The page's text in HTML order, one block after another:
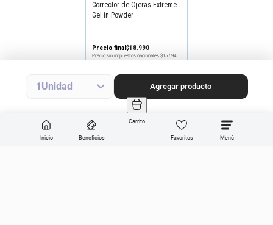
Inicio Beneficios
Carrito
Favoritos
1 Agregar producto
Corrector de Ojeras Extreme
Gel in Powder
Precio final$18.990
Precio sin impuestos nacionales $15.694
Agregar producto